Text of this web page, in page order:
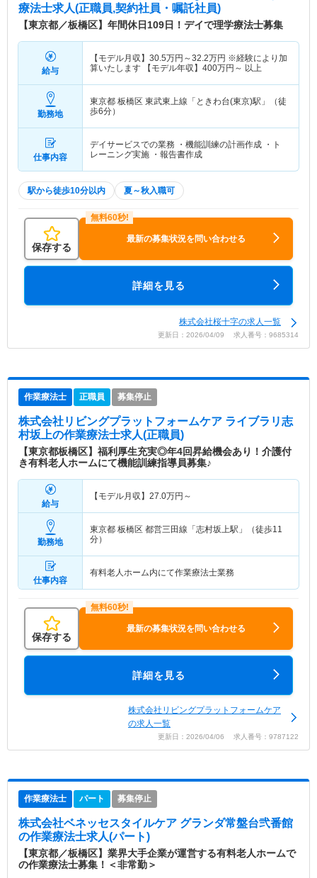
療法士求人(正職員,契約社員・嘱託社員)
【東京都／板橋区】年間休日109日！デイで理学療法士募集
給与
【モデル月収】 30.5万円～32.2万円 ※経験により加
算いたします 【モデル年収】 400万円～ 以上
勤務地
東京都 板橋区 東武東上線「ときわ台(東京)駅」（徒
歩6分）
仕事内容
デイサービスでの業務 ・機能訓練の計画作成 ・ト
レーニング実施 ・報告書作成
駅から徒歩10分以内 夏～秋入職可
保存する
最新の募集状況を問い合わせる
詳細を見る
株式会社桜十字の求人一覧
更新日：2026/04/09 求人番号：9685314
作業療法士 正職員 募集停止
株式会社リビングプラットフォームケア ライブラリ志
村坂上の作業療法士求人(正職員)
【東京都板橋区】福利厚生充実◎年4回昇給機会あり！介護付
き有料老人ホームにて機能訓練指導員募集♪
給与
【モデル月収】 27.0万円～
勤務地
東京都 板橋区 都営三田線「志村坂上駅」（徒歩11
分）
仕事内容
有料老人ホーム内にて作業療法士業務
保存する
最新の募集状況を問い合わせる
詳細を見る
株式会社リビングプラットフォームケア
の求人一覧
更新日：2026/04/06 求人番号：9787122
作業療法士 パート 募集停止
株式会社ベネッセスタイルケア グランダ常盤台弐番館
の作業療法士求人(パート)
【東京都／板橋区】業界大手企業が運営する有料老人ホームで
の作業療法士募集！＜非常勤＞